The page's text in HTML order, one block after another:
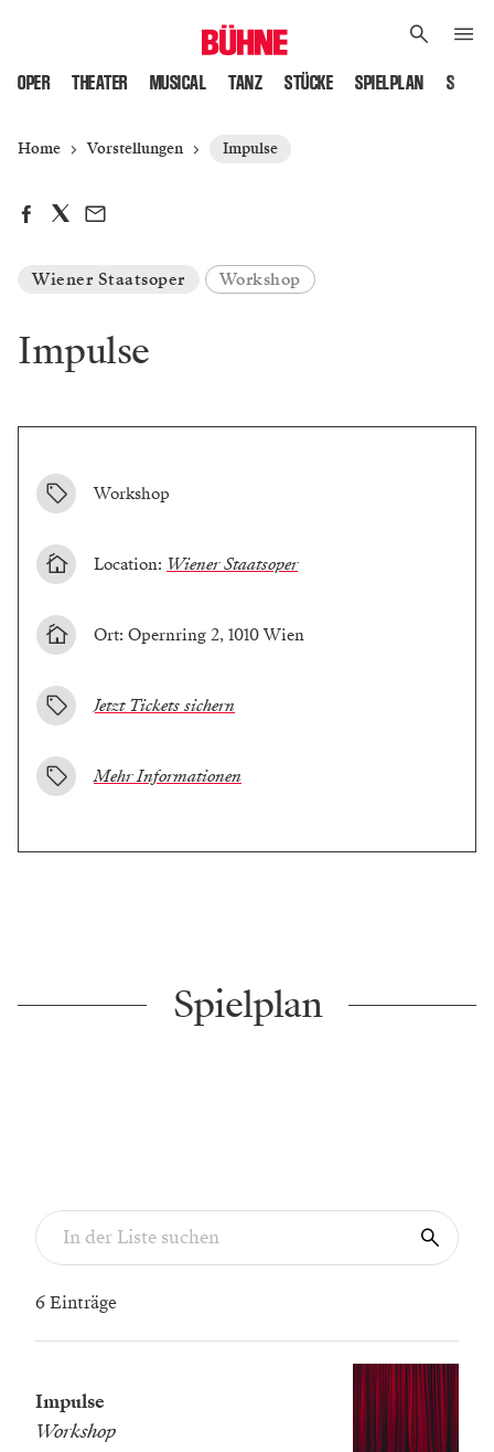
OPER THEATER MUSICAL TANZ STÜCKE SPIELPLAN
Home Vorstellungen Impulse
Wiener Staatsoper Workshop
Impulse
Workshop
Location: Wiener Staatsoper
Ort: Opernring 2, 1010 Wien
Jetzt Tickets sichern
Mehr Informationen
Spielplan
6 Einträge
Impulse
Workshop